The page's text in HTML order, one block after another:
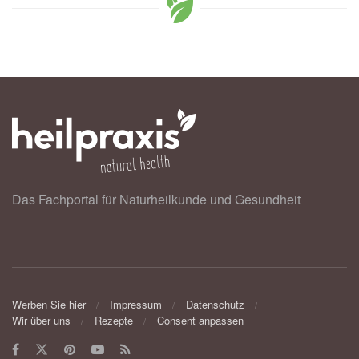
Das Fachportal für Naturheilkunde und Gesundheit
Werben Sie hier Impressum
Datenschutz
Wir über uns
Rezepte Consent anpassen